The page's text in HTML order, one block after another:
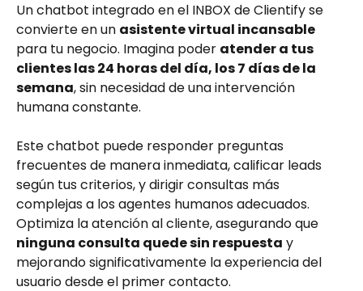
Un chatbot integrado en el INBOX de Clientify se
convierte en un asistente virtual incansable
para tu negocio. Imagina poder atender a tus
clientes las 24 horas del día, los 7 días de la
semana, sin necesidad de una intervención
humana constante.
Este chatbot puede responder preguntas
frecuentes de manera inmediata, calificar leads
según tus criterios, y dirigir consultas más
complejas a los agentes humanos adecuados.
Optimiza la atención al cliente, asegurando que
ninguna consulta quede sin respuesta y
mejorando significativamente la experiencia del
usuario desde el primer contacto.